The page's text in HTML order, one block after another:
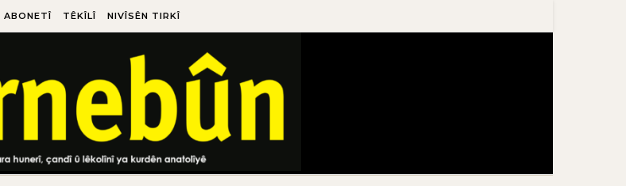
ABONETÎ TÊKÎLÎ NIVÎSÊN TIRKÎ